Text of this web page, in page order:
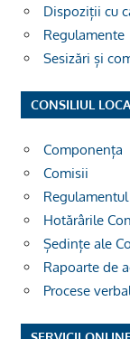
Dispoziții cu
Regulamente
Sesizări și
CONSILIUL
Componența
Comisii
Hotărârile
Ședințe ale
Rapoarte de
Procese